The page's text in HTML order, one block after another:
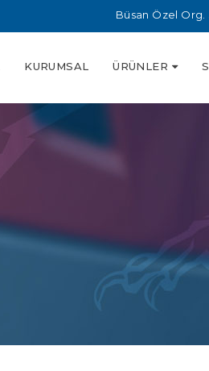
Büsan Özel Org.
KURUMSAL ÜRÜNLER